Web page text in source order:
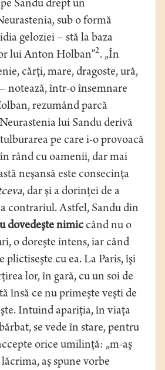
Sandu drept un
sub o formă
geloziei – stă la baza
lui Anton Holban”2. „În
cărţi, mare, dragoste, ură,
notează, într-o însemnare
rezumând parcă
lui Sandu derivă
pe care i-o provoacă
rând cu oamenii, dar mai
neşansă este consecinţa
, dar şi a dorinţei de a
contrariul. Astfel, Sandu din
dovedeşte nimic când nu o
o doreşte intens, iar când
plictiseşte cu ea. La Paris, îşi
lor, în gară, cu un soi de
însă ce nu primeşte veşti de
Intuind apariţia, în viaţa
se vede în stare, pentru
orice umilinţă: „m-aş
lăcrima, aş spune vorbe